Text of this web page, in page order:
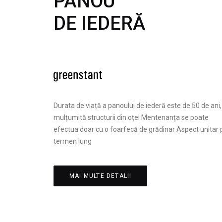
DE IEDERĂ
Durata de viață a panoului de iederă este de 50 de ani,
mulțumită structurii din oțel Mentenanța se poate
efectua doar cu o foarfecă de grădinar Aspect unitar
termen lung
MAI MULTE DETALII